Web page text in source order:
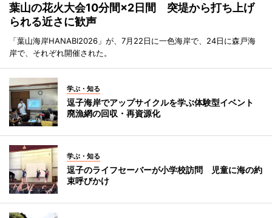
葉山の花火大会10分間×2日間 突堤から打ち上げ
られる近さに歓声
「葉山海岸HANABI2026」が、7月22日に一色海岸で、24日に森戸海
岸で、それぞれ開催された。
学ぶ・知る
逗子海岸でアップサイクルを学ぶ体験型イベント
廃漁網の回収・再資源化
学ぶ・知る
逗子のライフセーバーが小学校訪問 児童に海の約
束呼びかけ